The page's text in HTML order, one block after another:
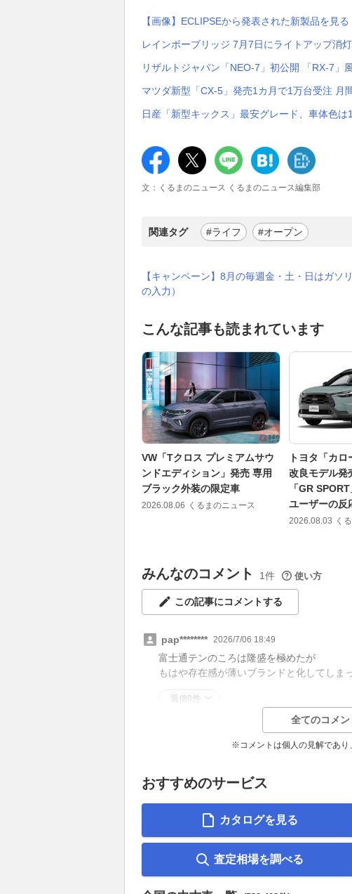
【画像】ECLIPSEから発表された新製品を見る
レインボーブリッジ 7月7日にライトアップ消
リザルトジャパン「NEO-7」初公開 「RX-7」
マツダ新型「CX-5」発売1カ月で1万台受注 月
日産「新型キックス」最安グレード、車体色
文：くるまのニュース くるまのニュース編集部
関連タグ #ライフ #オープン
【キャンペーン】8月の毎週金・土・日はガ
の入力）
こんな記事も読まれています
VW「Tクロス プレミアムサウ
ンドエディション」発売 専用
ブラック外装の限定車
2026.08.06 くるまのニュース
トヨタ「カ
改良モデル発
「GR
ユーザーの反
2026.08.03 く
みんなのコメント 1件 使い方
この記事にコメントする
pap******** 2026/7/06 18:49
富士通テンのころは隆盛を極めたが
もはや存在感が薄いブランドと化してしま
返信0件
全てのコメン
※コメントは個人の見解であり
おすすめのサービス
カタログを見る
査定相場を調べる